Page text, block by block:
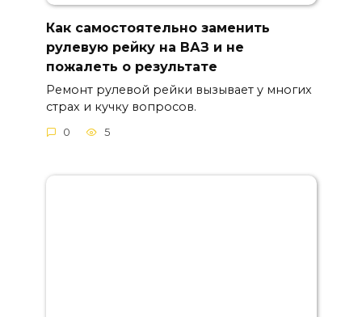
Как самостоятельно заменить
рулевую рейку на ВАЗ и не
пожалеть о результате
Ремонт рулевой рейки вызывает у многих
страх и кучку вопросов.
0 5